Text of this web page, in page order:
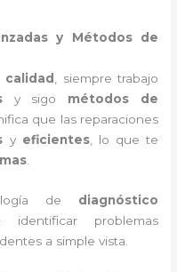
y Métodos de
calidad
, siempre trabajo
y sigo métodos de
que las reparaciones
y eficientes, lo que te
de diagnóstico
problemas
a simple vista.